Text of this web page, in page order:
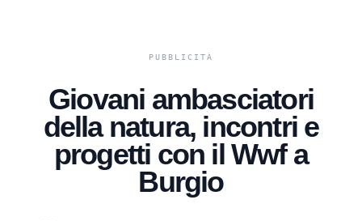
Giovani ambasciatori
della natura, incontri e
progetti con il Wwf a
Burgio